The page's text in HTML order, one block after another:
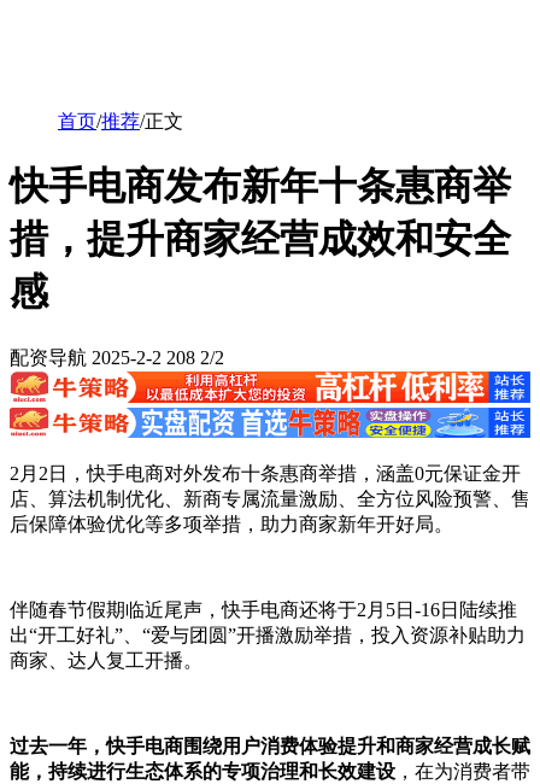
首页/推荐/正文
快手电商发布新年十条惠商举
措，提升商家经营成效和安全
感
配资导航 2025-2-2 208 2/2
2月2日，快手电商对外发布十条惠商举措，涵盖0元保证金开
店、算法机制优化、新商专属流量激励、全方位风险预警、售
后保障体验优化等多项举措，助力商家新年开好局。
伴随春节假期临近尾声，快手电商还将于2月5日-16日陆续推
出“开工好礼”、“爱与团圆”开播激励举措，投入资源补贴助力
商家、达人复工开播。
过去一年，快手电商围绕用户消费体验提升和商家经营成长赋
能，持续进行生态体系的专项治理和长效建设 ，在为消费者带